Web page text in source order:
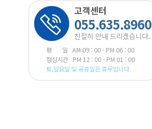
고객센터
055.635.8960
친절히 안내 드리겠습니다.
평 일 AM 09 : 00 - PM 06 : 00
점심시간 PM 12 : 00 - PM 01 : 00
토,일요일 및 공휴일은 휴무입니다.